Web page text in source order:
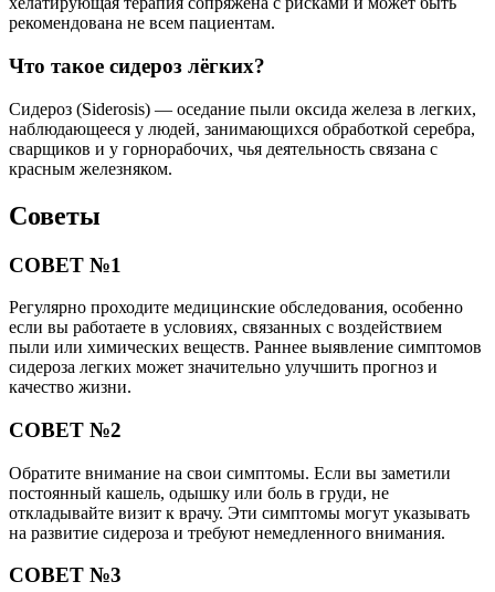
рекомендована не всем пациентам.
Что такое сидероз лёгких?
Сидероз (Siderosis) — оседание пыли оксида железа в легких,
наблюдающееся у людей, занимающихся обработкой серебра,
сварщиков и у горнорабочих, чья деятельность связана с
красным железняком.
Советы
СОВЕТ №1
Регулярно проходите медицинские обследования, особенно
если вы работаете в условиях, связанных с воздействием
пыли или химических веществ. Раннее выявление симптомов
сидероза легких может значительно улучшить прогноз и
качество жизни.
СОВЕТ №2
Обратите внимание на свои симптомы. Если вы заметили
постоянный кашель, одышку или боль в груди, не
откладывайте визит к врачу. Эти симптомы могут указывать
на развитие сидероза и требуют немедленного внимания.
СОВЕТ №3